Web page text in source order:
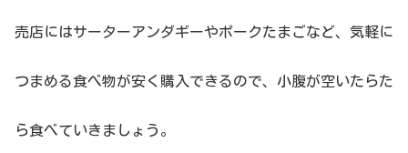
売店にはサーターアンダギーやポークたまごなど、気軽に
つまめる食べ物が安く購入できるので、小腹が空いたらた
ら食べていきましょう。